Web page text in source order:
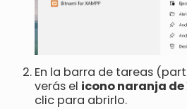
En la barra de tareas
verás el icono naranja de
clic para abrirlo.